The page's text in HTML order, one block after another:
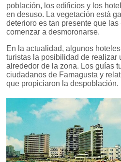
población, los edificios y los
en desuso. La vegetación está
deterioro es tan presente que
comenzar a desmoronarse.
En la actualidad, algunos
turistas la posibilidad de realizar
alrededor de la zona. Los guías
ciudadanos de Famagusta y
que propiciaron la despoblación.